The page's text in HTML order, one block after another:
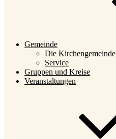
Gemeinde
Die Kirchengemeinde
Service
Gruppen und Kreise
Veranstaltungen